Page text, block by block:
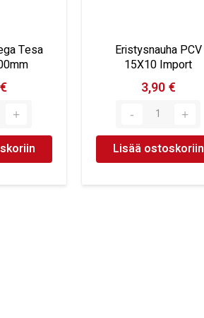
Tesa
Eristysnauha PCV
15X10 Import
3,90 €
Lisää ostoskoriin